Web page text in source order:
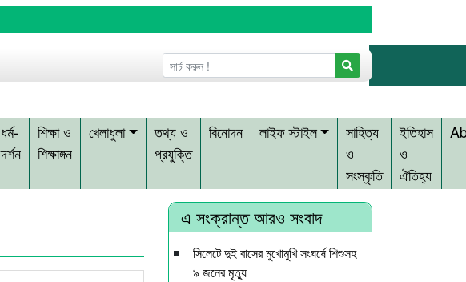
ধর্ম-
দর্শন
শিক্ষা ও
শিক্ষাঙ্গন
খেলাধুলা
তথ্য ও
প্রযুক্তি
বিনোদন লাইফ স্টাইল
সাহিত্য
ও
সংস্কৃতি
ইতিহাস
ও
ঐতিহ্য
এ সংক্রান্ত আরও সংবাদ
সিলেটে দুই বাসের মুখোমুখি সংঘর্ষে শিশুসহ
৯ জনের মৃত্যু